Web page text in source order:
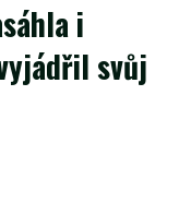
i
svůj